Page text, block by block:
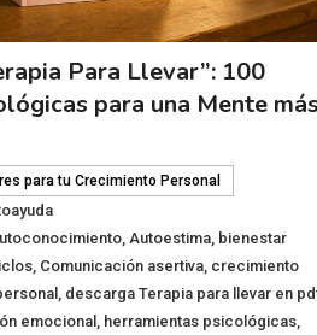
Para Llevar”: 100
para una Mente
para tu Crecimiento Personal
, Autoestima, bienestar
, Comunicación asertiva, crecimiento
, descarga Terapia para llevar en
emocional , herramientas psicológicas,